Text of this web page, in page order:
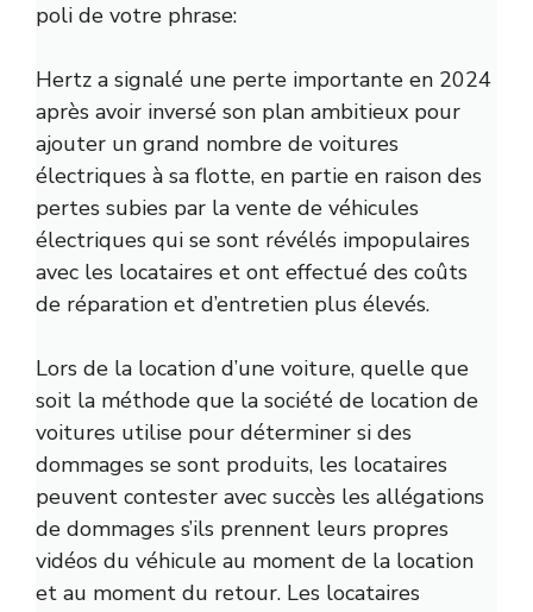
poli de votre phrase:
Hertz a signalé une perte importante en 2024
après avoir inversé son plan ambitieux pour
ajouter un grand nombre de voitures
électriques à sa flotte, en partie en raison des
pertes subies par la vente de véhicules
électriques qui se sont révélés impopulaires
avec les locataires et ont effectué des coûts
de réparation et d’entretien plus élevés.
Lors de la location d’une voiture, quelle que
soit la méthode que la société de location de
voitures utilise pour déterminer si des
dommages se sont produits, les locataires
peuvent contester avec succès les allégations
de dommages s’ils prennent leurs propres
vidéos du véhicule au moment de la location
et au moment du retour. Les locataires